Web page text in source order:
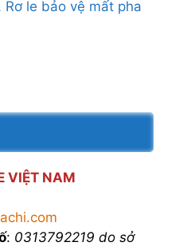
Rơ le bảo vệ mất pha
VIỆT NAM
: 0313792219 do sở